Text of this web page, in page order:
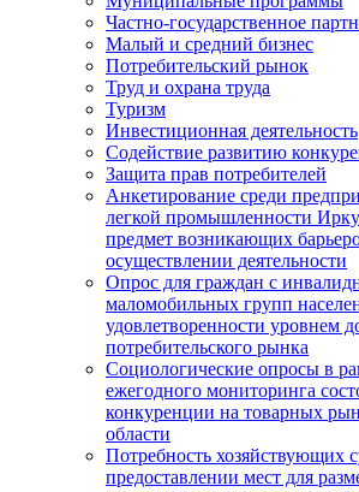
Частно-государственное
Малый и средний бизнес
Потребительский рынок
Труд и охрана труда
Туризм
Инвестиционная деятельность
Содействие развитию
Защита прав потребителей
Анкетирование среди
легкой промышленности
предмет возникающих
осуществлении деятельности
Опрос для граждан с
маломобильных групп
удовлетворенности уровнем
потребительского рынка
Социологические опросы в
ежегодного мониторинга
конкуренции на товарных
области
Потребность хозяйствующих
предоставлении мест для